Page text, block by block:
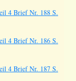
4 Brief Nr. 188 S.
4 Brief Nr. 186 S.
4 Brief Nr. 187 S.